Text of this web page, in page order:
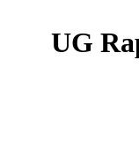
UG